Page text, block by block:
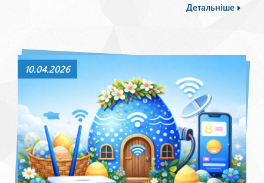
Детальніше
10.04.2026